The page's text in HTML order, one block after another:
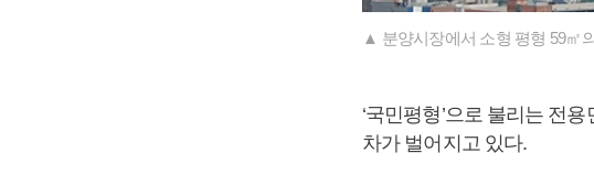
▲ 분양시장에서 소형 평형 59㎡
‘국민평형’으로 불리는 전
차가 벌어지고 있다.